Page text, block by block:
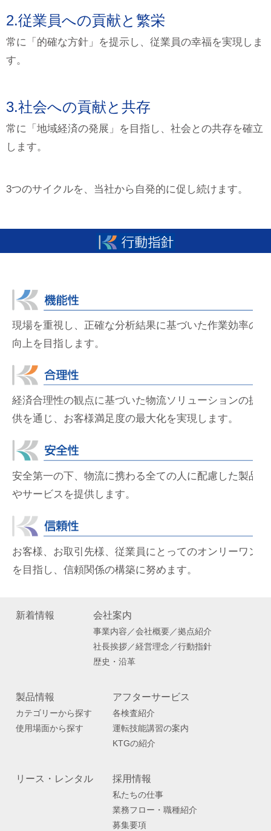
2.従業員への貢献と繁栄
常に「的確な方針」を提示し、従業員の幸福を実現しま
す。
3.社会への貢献と共存
常に「地域経済の発展」を目指し、社会との共存を確立
します。
3つのサイクルを、当社から自発的に促し続けます。
現場を重視し、正確な分析結果に基づいた作業効率の
向上を目指します。
経済合理性の観点に基づいた物流ソリューションの提
供を通じ、お客様満足度の最大化を実現します。
安全第一の下、物流に携わる全ての人に配慮した製品
やサービスを提供します。
お客様、お取引先様、従業員にとってのオンリーワン
を目指し、信頼関係の構築に努めます。
新着情報 会社案内
事業内容／会社概要／拠点紹介
社長挨拶／経営理念／行動指針
歴史・沿革
製品情報
カテゴリーから探す
使用場面から探す
アフターサービス
各検査紹介
運転技能講習の案内
KTGの紹介
リース・レンタル 採用情報
私たちの仕事
業務フロー・職種紹介
募集要項